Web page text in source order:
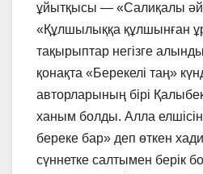
ұйытқысы — «Салиқалы
«Құлшылыққа құлшынған
тақырыптар негізге
қонақта «Берекелі таң»
авторларының бірі
ханым болды. Алла
береке бар» деп өткен
сүннетке салтымен берік